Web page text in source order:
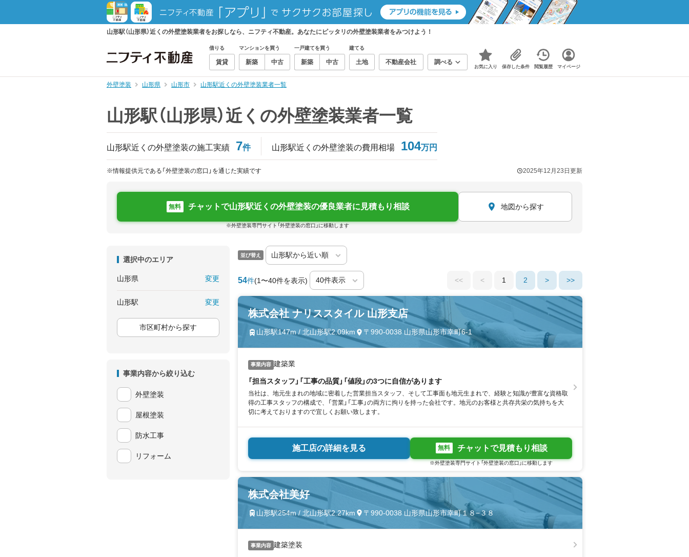
山形駅（山形県）近くの外壁塗装業者をお探しなら、ニフティ不動産。あなたにピッタリの外壁塗装業者をみつけよう！
借りる
賃貸
マンションを買う
新築 中古
一戸建てを買う
新築 中古
建てる
土地 不動産会社 調べる
お気に入り 保存した条件 閲覧履歴 マイページ
外壁塗装 山形県 山形市 山形駅近くの外壁塗装業者一覧
山形駅（山形県）近くの外壁塗装業者一覧
山形駅近くの外壁塗装の施工実績 7件 山形駅近くの外壁塗装の費用相場 104万円
※情報提供元である「外壁塗装の窓口」を通じた実績です 2025年12月23日 更新
無料 チャットで山形駅近くの外壁塗装の優良業者に見積もり相談 地図から探す
※外壁塗装専門サイト「外壁塗装の窓口」に移動します
選択中のエリア
山形県 変更
山形駅 変更
市区町村から探す
事業内容から絞り込む
外壁塗装
屋根塗装
防水工事
リフォーム
並び替え
54件(1〜40件を表示) << < 1 2 > >>
株式会社 ナリススタイル 山形支店
山形駅147m / 北山形駅2.09km 〒990-0038 山形県山形市幸町6-1
事業内容 建築業
「担当スタッフ」「工事の品質」「値段」の3つに自信があります
当社は、地元生まれの地域に密着した営業担当スタッフ、そして工事面も地元生まれで、経験と知識が豊富な資格取
得の工事スタッフの構成で、「営業」「工事」の両方に拘りを持った会社です。地元のお客様と共存共栄の気持ちを大
切に考えておりますので宜しくお願い致します。
施工店の詳細を見る 無料 チャットで見積もり相談
※外壁塗装専門サイト「外壁塗装の窓口」に移動します
株式会社美好
山形駅254m / 北山形駅2.27km 〒990-0038 山形県山形市幸町１８−３８
事業内容 建築塗装